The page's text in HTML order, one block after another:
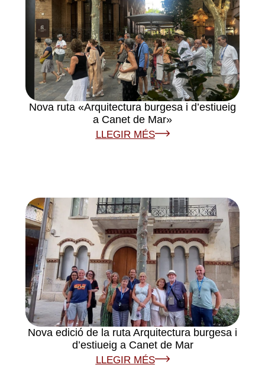
Nova ruta «Arquitectura burgesa i d’estiueig
a Canet de Mar»
LLEGIR MÉS
Nova edició de la ruta Arquitectura burgesa i
d’estiueig a Canet de Mar
LLEGIR MÉS